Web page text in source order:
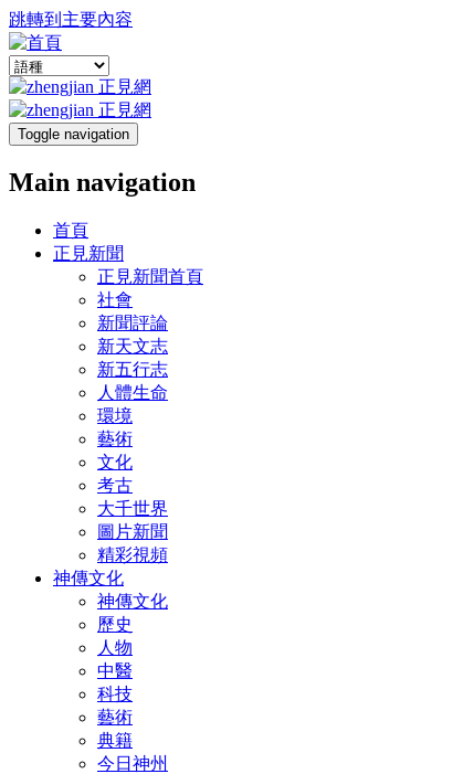
跳轉到主要內容
Toggle navigation
Main navigation
首頁
正見新聞
正見新聞首頁
社會
新聞評論
新天文志
新五行志
人體生命
環境
藝術
文化
考古
大千世界
圖片新聞
精彩視頻
神傳文化
神傳文化
歷史
人物
中醫
科技
藝術
典籍
今日神州